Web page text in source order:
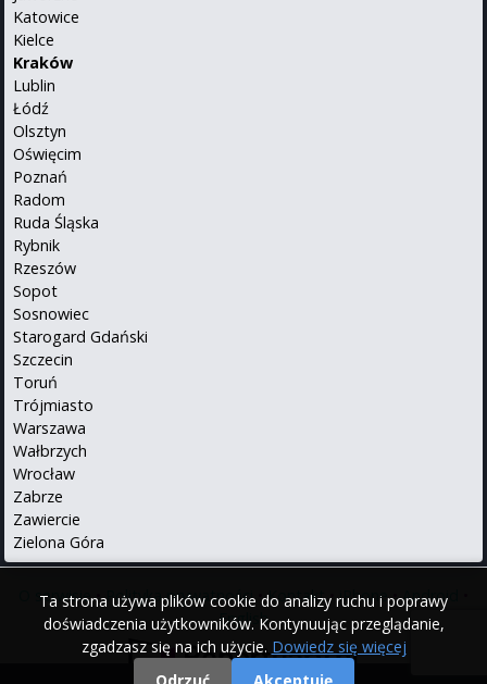
Ta strona używa plików cookie do analizy ruchu i poprawy
doświadczenia użytkowników. Kontynuując przeglądanie,
zgadzasz się na ich użycie. Dowiedz się więcej
Katowice
Kielce
Kraków
Lublin
Łódź
Olsztyn
Oświęcim
Poznań
Radom
Ruda Śląska
Rybnik
Rzeszów
Sopot
Sosnowiec
Starogard Gdański
Szczecin
Toruń
Trójmiasto
Warszawa
Wałbrzych
Wrocław
Zabrze
Zawiercie
Zielona Góra
O serwisie•Polityka prywatności•Kontakt•iPhone•Android
English